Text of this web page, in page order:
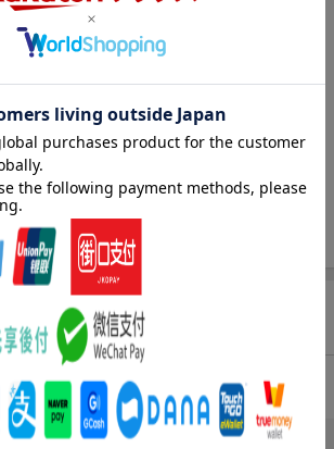
生の娘が、図書館で自ら見つけて一人読みし
ても集中して楽しんで読んでいました。
の女の子の読書にぴったりにも思いまし
さん 40代・兵庫県 女の子9歳）
（4件）
評価：